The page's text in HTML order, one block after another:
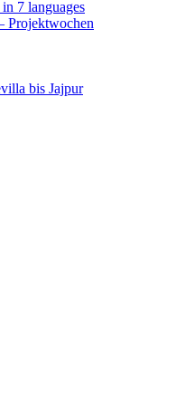
7 languages
Projektwochen
bis Jajpur